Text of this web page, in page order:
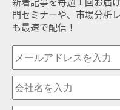
門セミナーや、市場分析
も最速で配信！